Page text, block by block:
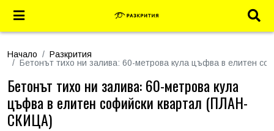
Начало
Разкрития
Бетонът тихо ни залива: 60-метрова кула цъфва в елитен
Бетонът тихо ни залива: 60-метрова кула
цъфва в елитен софийски квартал (ПЛАН-
СКИЦА)